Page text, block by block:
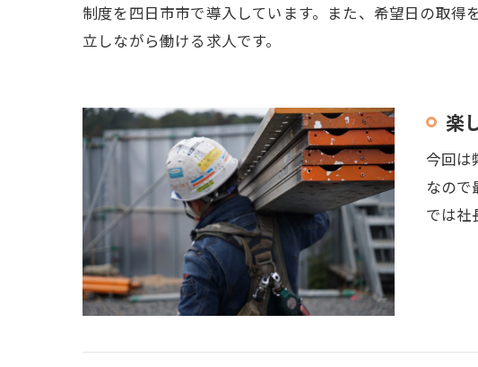
制度を四日市市で導入しています。また、希望日の取
立しながら働ける求人です。
楽
今回は
なの
では社